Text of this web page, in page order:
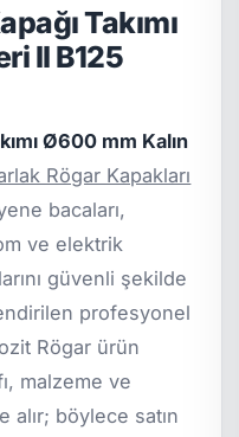
Takımı
II B125
Ø600 mm Kalın
Rögar Kapakları
bacaları,
ve elektrik
güvenli şekilde
profesyonel
Rögar ürün
malzeme ve
alır; böylece satın